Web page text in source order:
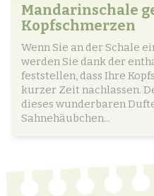
Mandarinschale
Kopfschmerzen
Wenn Sie an der Schale
werden Sie dank der
feststellen, dass Ihre
kurzer Zeit nachlassen.
dieses wunderbaren
Sahnehäubchen...